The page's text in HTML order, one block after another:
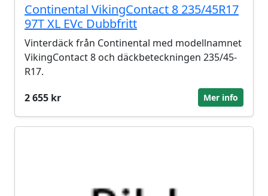
Continental VikingContact 8 235/45R17
97T XL EVc Dubbfritt
Vinterdäck från Continental med modellnamnet
VikingContact 8 och däckbeteckningen 235/45-
R17.
2 655 kr
Mer info